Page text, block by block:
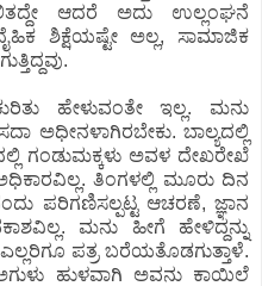
ಆದರೆ ಅದು ಉಲ್ಲಂಘನೆ
ಶಿಕ್ಷೆಯಷ್ಟೇ ಅಲ್ಲ, ಸಾಮಾಜಿಕ
ಹೇಳುವಂತೇ ಇಲ್ಲ. ಮನು
ಅಧೀನಳಾಗಿರಬೇಕು. ಬಾಲ್ಯದಲ್ಲಿ
ಗಂಡುಮಕ್ಕಳು ಅವಳ ದೇಖರೇಖೆ
ತಿಂಗಳಲ್ಲಿ ಮೂರು ದಿನ
ಪರಿಗಣಿಸಲ್ಪಟ್ಟ ಆಚರಣೆ, ಜ್ಞಾನ
ಮನು ಹೀಗೆ ಹೇಳಿದ್ದನ್ನು
ಪತ್ರ ಬರೆಯತೊಡಗುತ್ತಾಳೆ.
ಹುಳವಾಗಿ ಅವನು ಕಾಯಿಲೆ